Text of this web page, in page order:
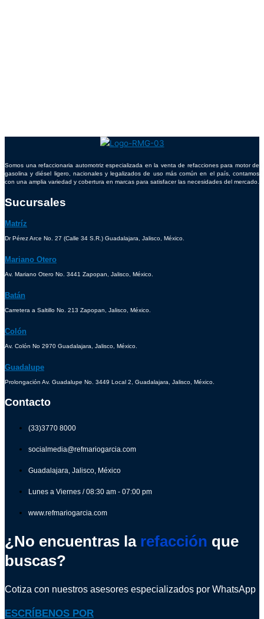
Somos una refaccionaria automotriz especializada en la venta de refacciones para motor de
gasolina y diésel ligero, nacionales y legalizados de uso más común en el país, contamos
con una amplia variedad y cobertura en marcas para satisfacer las necesidades del mercado.
Sucursales
Matríz
Dr Pérez Arce No. 27 (Calle 34 S.R.) Guadalajara, Jalisco, México.
Mariano Otero
Av. Mariano Otero No. 3441 Zapopan, Jalisco, México.
Batán
Carretera a Saltillo No. 213 Zapopan, Jalisco, México.
Colón
Av. Colón No 2970 Guadalajara, Jalisco, México.
Guadalupe
Prolongación Av. Guadalupe No. 3449 Local 2, Guadalajara, Jalisco, México.
Contacto
(33)3770 8000
socialmedia@refmariogarcia.com
Guadalajara, Jalisco, México
Lunes a Viernes / 08:30 am - 07:00 pm
www.refmariogarcia.com
¿No encuentras la refacción que
buscas?
Cotiza con nuestros asesores especializados por WhatsApp
ESCRÍBENOS POR